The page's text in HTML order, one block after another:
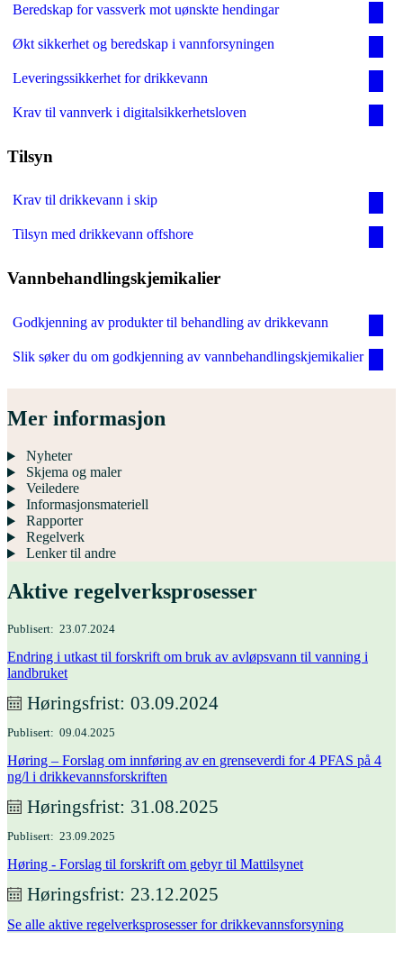
Beredskap for vassverk mot uønskte hendingar
Økt sikkerhet og beredskap i vannforsyningen
Leveringssikkerhet for drikkevann
Krav til vannverk i digitalsikkerhetsloven
Tilsyn
Krav til drikkevann i skip
Tilsyn med drikkevann offshore
Vannbehandlingskjemikalier
Godkjenning av produkter til behandling av drikkevann
Slik søker du om godkjenning av vannbehandlingskjemikalier
Mer informasjon
Nyheter
Skjema og maler
Veiledere
Informasjonsmateriell
Rapporter
Regelverk
Lenker til andre
Aktive regelverks­prosesser
Publisert 23.07.2024
Endring i utkast til forskrift om bruk av avløpsvann til vanning i
landbruket
Høringsfrist 03.09.2024
Publisert 09.04.2025
Høring – Forslag om innføring av en grenseverdi for 4 PFAS på 4
ng/l i drikkevannsforskriften
Høringsfrist 31.08.2025
Publisert 23.09.2025
Høring - Forslag til forskrift om gebyr til Mattilsynet
Høringsfrist 23.12.2025
Se alle aktive regelverksprosesser for drikkevannsforsyning